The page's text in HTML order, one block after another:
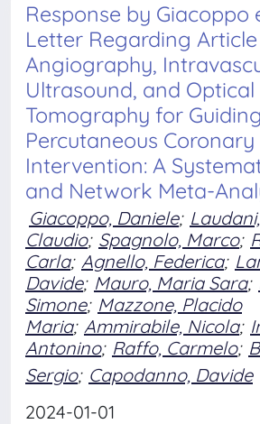
Response by Giacoppo
Letter Regarding
Angiography,
Ultrasound, and Optical
Tomography for
Percutaneous Coronary
Intervention: A
and Network Meta-
Giacoppo, Daniele; Laudani,
Claudio; Spagnolo, Marco;
Carla; Agnello, Federica;
Davide; Mauro, Maria Sara;
Simone; Mazzone, Placido
Maria; Ammirabile, Nicola;
Antonino; Raffo, Carmelo;
Sergio; Capodanno, Davide
2024-01-01